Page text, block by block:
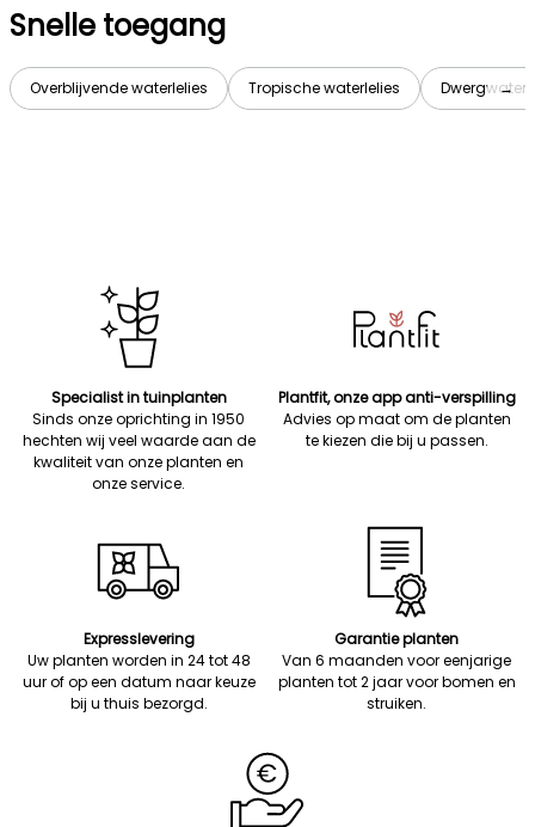
Snelle toegang
Overblijvende waterlelies Tropische waterlelies →
Specialist in tuinplanten
Sinds onze oprichting in 1950
hechten wij veel waarde aan de
kwaliteit van onze planten en
onze service.
Plantfit, onze app anti-verspilling
Advies op maat om de planten
te kiezen die bij u passen.
Expresslevering
Uw planten worden in 24 tot 48
uur of op een datum naar keuze
bij u thuis bezorgd.
Garantie planten
Van 6 maanden voor eenjarige
planten tot 2 jaar voor bomen en
struiken.